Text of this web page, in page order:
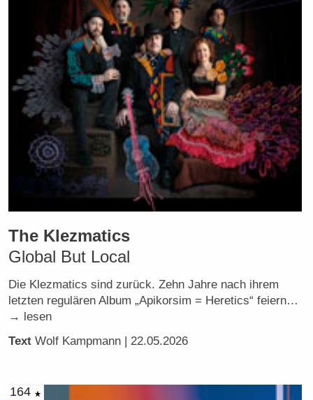
The Klezmatics
Global But Local
Die Klezmatics sind zurück. Zehn Jahre nach ihrem
letzten regulären Album „Apikorsim = Heretics“ feiern…
→ lesen
Text Wolf Kampmann | 22.05.2026
164